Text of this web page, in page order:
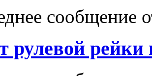
сообщение
рейки